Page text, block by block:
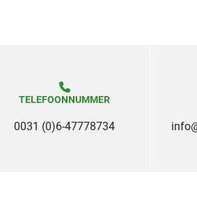
TELEFOONNUMMER
0031 (0)6-47778734